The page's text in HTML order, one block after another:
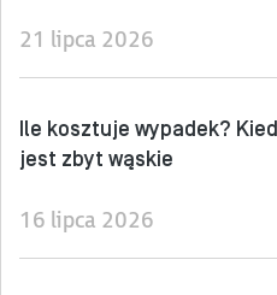
21 lipca 2026
Ile kosztuje wypadek?
jest zbyt wąskie
16 lipca 2026